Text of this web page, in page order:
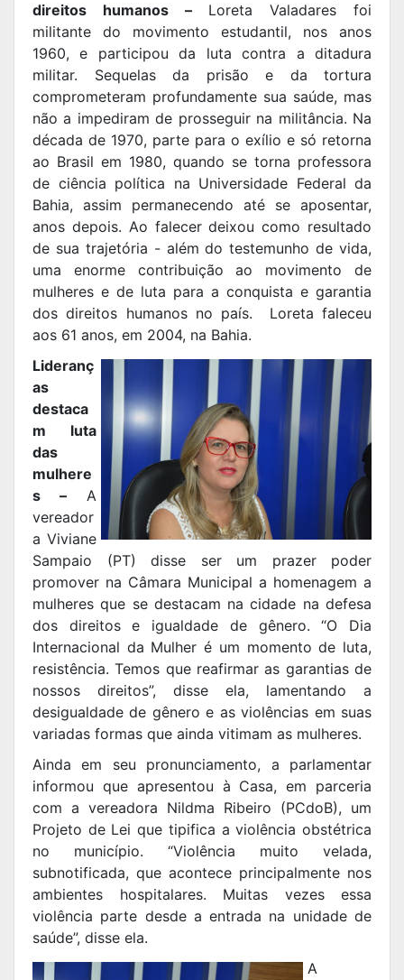
direitos humanos –Loreta Valadares foi
militante do movimento estudantil, nos anos
1960, e participou da luta contra a ditadura
militar. Sequelas da prisão e da tortura
comprometeram profundamente sua saúde, mas
não a impediram de prosseguir na militância. Na
década de 1970, parte para o exílio e só retorna
ao Brasil em 1980, quando se torna professora
de ciência política na Universidade Federal da
Bahia, assim permanecendo até se aposentar,
anos depois. Ao falecer deixou como resultado
de sua trajetória - além do testemunho de vida,
uma enorme contribuição ao movimento de
mulheres e de luta para a conquista e garantia
dos direitos humanos no país. Loreta faleceu
aos 61 anos, em 2004, na Bahia.
Lideranç
as
destaca
m luta
das
mulhere
s – A
vereador
a Viviane
Sampaio (PT) disse ser um prazer poder
promover na Câmara Municipal a homenagem a
mulheres que se destacam na cidade na defesa
dos direitos e igualdade de gênero. “O Dia
Internacional da Mulher é um momento de luta,
resistência. Temos que reafirmar as garantias de
nossos direitos”, disse ela, lamentando a
desigualdade de gênero e as violências em suas
variadas formas que ainda vitimam as mulheres.
Ainda em seu pronunciamento, a parlamentar
informou que apresentou à Casa, em parceria
com a vereadora Nildma Ribeiro (PCdoB), um
Projeto de Lei que tipifica a violência obstétrica
no município. “Violência muito velada,
subnotificada, que acontece principalmente nos
ambientes hospitalares. Muitas vezes essa
violência parte desde a entrada na unidade de
saúde”, disse ela.
A